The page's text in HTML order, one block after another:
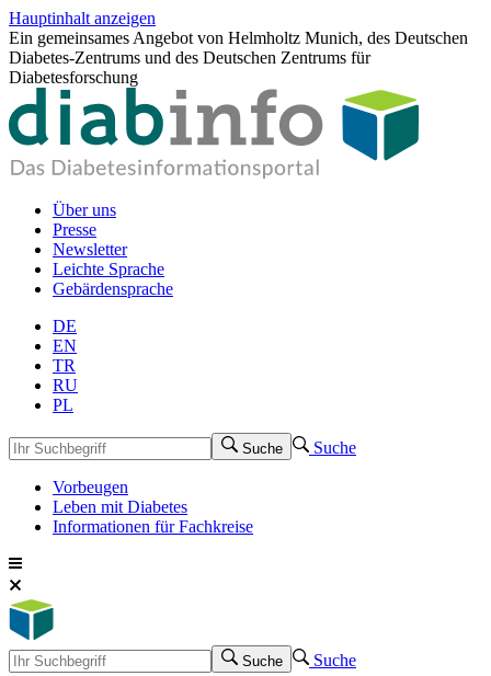
Hauptinhalt anzeigen
Ein gemeinsames Angebot von Helmholtz Munich, des Deutschen
Diabetes-Zentrums und des Deutschen Zentrums für
Diabetesforschung
Über uns
Presse
Newsletter
Leichte Sprache
Gebärdensprache
DE
EN
TR
RU
PL
Suche Suche
Vorbeugen
Leben mit Diabetes
Informationen für Fachkreise
Suche Suche